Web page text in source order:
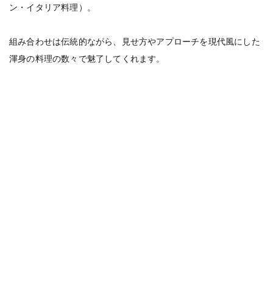
ン・イタリア料理）。
組み合わせは伝統的ながら、見せ方やアプローチを現代風にした
渾身の料理の数々で魅了してくれます。